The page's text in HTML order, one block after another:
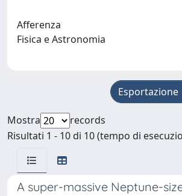
Afferenza
Fisica e Astronomia
Esportazione
Mostra
records
Risultati 1 - 10 di 10 (tempo di
A super-massive Neptune-